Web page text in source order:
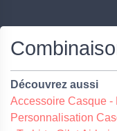
Découvrez aussi
Accessoire Casque -
Personnalisation